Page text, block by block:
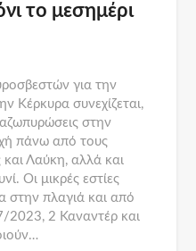
το μεσημέρι
για την
Κέρκυρα συνεχίζεται,
στην
πάνω από τους
και Λαύκη, αλλά και
Οι μικρές εστίες
στην πλαγιά και από
2 Καναντέρ και